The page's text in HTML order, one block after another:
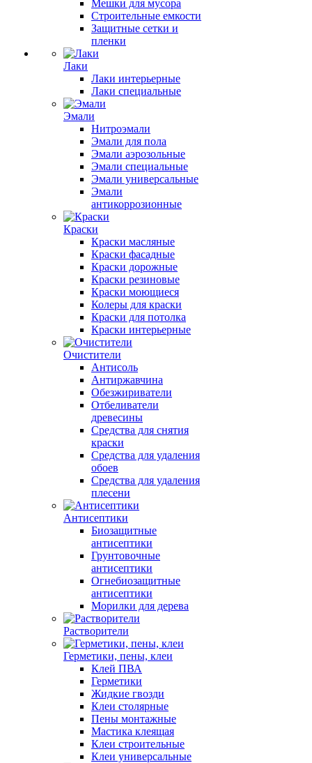
Мешки для мусора
Строительные емкости
Защитные сетки и
пленки
Лаки
Лаки интерьерные
Лаки специальные
Эмали
Нитроэмали
Эмали для пола
Эмали аэрозольные
Эмали специальные
Эмали универсальные
Эмали
антикоррозионные
Краски
Краски масляные
Краски фасадные
Краски дорожные
Краски резиновые
Краски моющиеся
Колеры для краски
Краски для потолка
Краски интерьерные
Очистители
Антисоль
Антиржавчина
Обезжириватели
Отбеливатели
древесины
Средства для снятия
краски
Средства для удаления
обоев
Средства для удаления
плесени
Антисептики
Биозащитные
антисептики
Грунтовочные
антисептики
Огнебиозащитные
антисептики
Морилки для дерева
Растворители
Герметики, пены, клеи
Клей ПВА
Герметики
Жидкие гвозди
Клеи столярные
Пены монтажные
Мастика клеящая
Клеи строительные
Клеи универсальные